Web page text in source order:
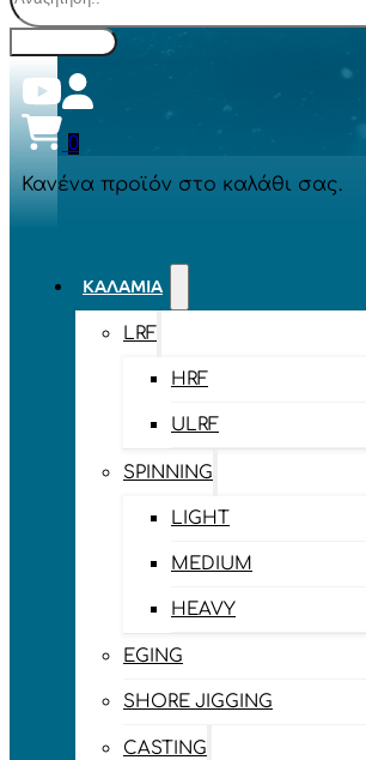
0
Κανένα προϊόν στο καλάθι σας.
ΚΑΛΆΜΙΑ
LRF
HRF
ULRF
SPINNING
LIGHT
MEDIUM
HEAVY
EGING
SHORE JIGGING
CASTING